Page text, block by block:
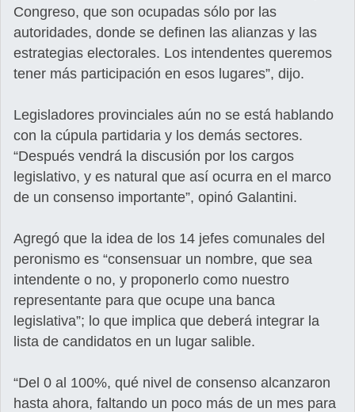
Congreso, que son ocupadas sólo por las
autoridades, donde se definen las alianzas y las
estrategias electorales. Los intendentes queremos
tener más participación en esos lugares”, dijo.
Legisladores provinciales aún no se está hablando
con la cúpula partidaria y los demás sectores.
“Después vendrá la discusión por los cargos
legislativo, y es natural que así ocurra en el marco
de un consenso importante”, opinó Galantini.
Agregó que la idea de los 14 jefes comunales del
peronismo es “consensuar un nombre, que sea
intendente o no, y proponerlo como nuestro
representante para que ocupe una banca
legislativa”; lo que implica que deberá integrar la
lista de candidatos en un lugar salible.
“Del 0 al 100%, qué nivel de consenso alcanzaron
hasta ahora, faltando un poco más de un mes para